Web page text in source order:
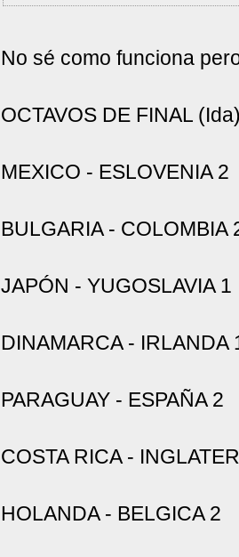
No sé como funciona
OCTAVOS DE FINAL
MEXICO - ESLOVENIA 2
BULGARIA - COLOMBIA
JAPÓN - YUGOSLAVIA 1
DINAMARCA - IRLANDA
PARAGUAY - ESPAÑA 2
COSTA RICA -
HOLANDA - BELGICA 2